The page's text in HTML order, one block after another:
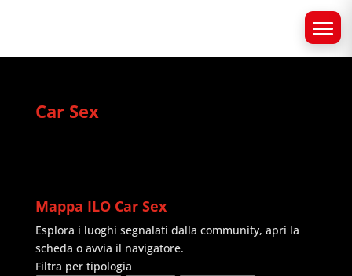
Car Sex
Mappa ILO Car Sex
Esplora i luoghi segnalati dalla community, apri la
scheda o avvia il navigatore.
Filtra per tipologia